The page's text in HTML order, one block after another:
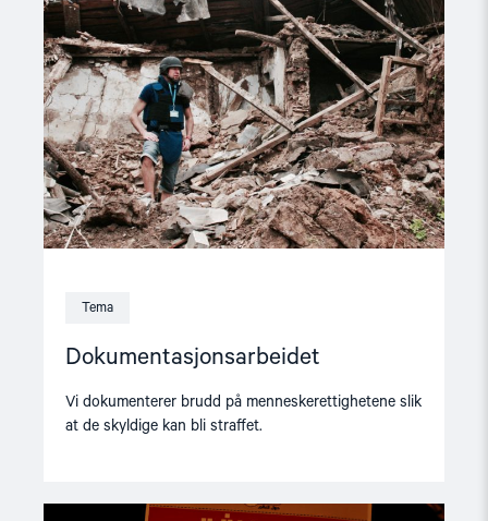
Tema
Dokumentasjonsarbeidet
Vi dokumenterer brudd på menneskerettighetene slik
at de skyldige kan bli straffet.
Read